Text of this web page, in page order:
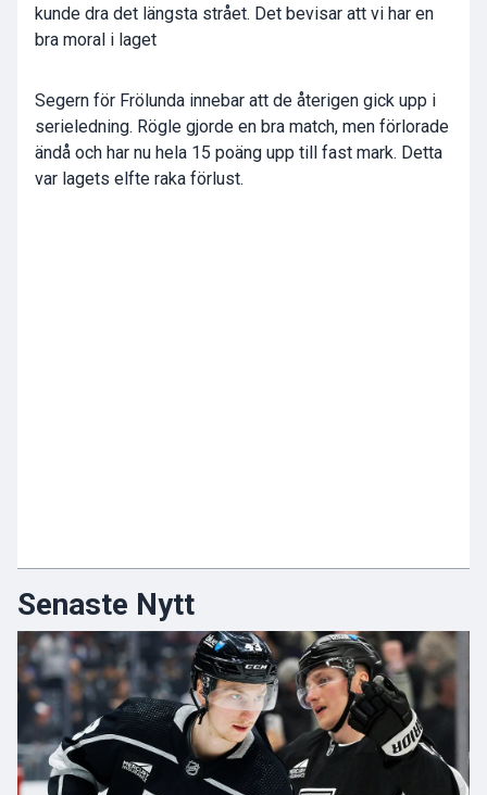
kunde dra det längsta strået. Det bevisar att vi har en
bra moral i laget
Segern för Frölunda innebar att de återigen gick upp i
serieledning. Rögle gjorde en bra match, men förlorade
ändå och har nu hela 15 poäng upp till fast mark. Detta
var lagets elfte raka förlust.
Senaste Nytt